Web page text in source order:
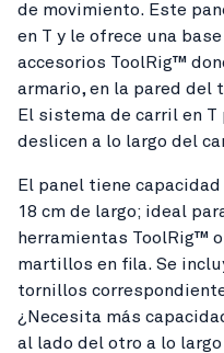
de movimiento. Este
en T y le ofrece una
accesorios ToolRig™
armario, en la pared del
El sistema de carril en
deslicen a lo largo del
El panel tiene
18 cm de largo; ideal
herramientas ToolRig™
martillos en fila. Se
tornillos
¿Necesita más
al lado del otro a lo